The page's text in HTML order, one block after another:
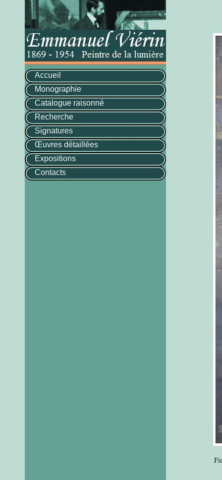
Accueil
Monographie
Catalogue raisonné
Recherche
Signatures
Œuvres détaillées
Expositions
Contacts